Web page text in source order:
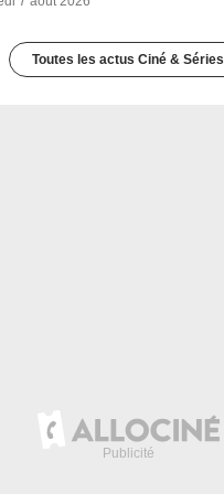
Toutes les actus Ciné & Séries